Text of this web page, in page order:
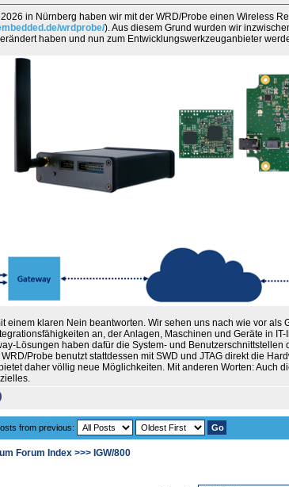
in Nürnberg haben wir mit der WRD/Probe einen Wireless
wrdprobe/). Aus diesem Grund wurden wir
haben und nun zum Entwicklungswerkzeuganbieter
einem klaren Nein beantworten. Wir sehen uns nach wie vor als
an, der Anlagen, Maschinen und Geräte in
Lösungen haben dafür die System- und Benutzerschnittstellen
Probe benutzt stattdessen mit SWD und JTAG direkt die
daher völlig neue Möglichkeiten. Mit anderen Worten: Auch
from previous:
Forum Index>>> IGW/800